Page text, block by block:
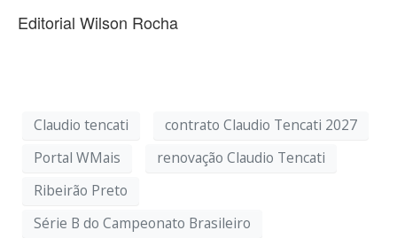
Editorial Wilson Rocha
Claudio tencati
contrato Claudio Tencati 2027
Portal WMais
renovação Claudio Tencati
Ribeirão Preto
Série B do Campeonato Brasileiro